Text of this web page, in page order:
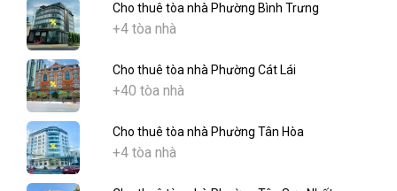
Cho thuê tòa nhà Phường Bình Trưng
+4 tòa nhà
Cho thuê tòa nhà Phường Cát Lái
+40 tòa nhà
Cho thuê tòa nhà Phường Tân Hòa
+4 tòa nhà